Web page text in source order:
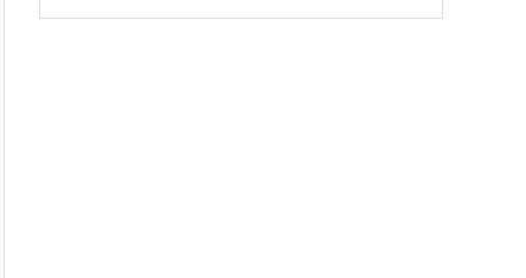
响；<&list>3.稳定器的转向胶套和球头